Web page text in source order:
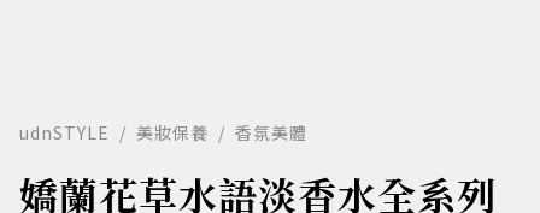
udnSTYLE 美妝保養 香氛美體
嬌蘭花草水語淡香水全系列